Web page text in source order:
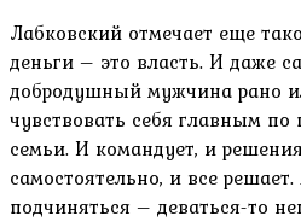
Лабковский отмечает еще
деньги – это власть. И даже
добродушный мужчина рано
чувствовать себя главным по
семьи. И командует, и
самостоятельно, и все
подчиняться – деваться-то